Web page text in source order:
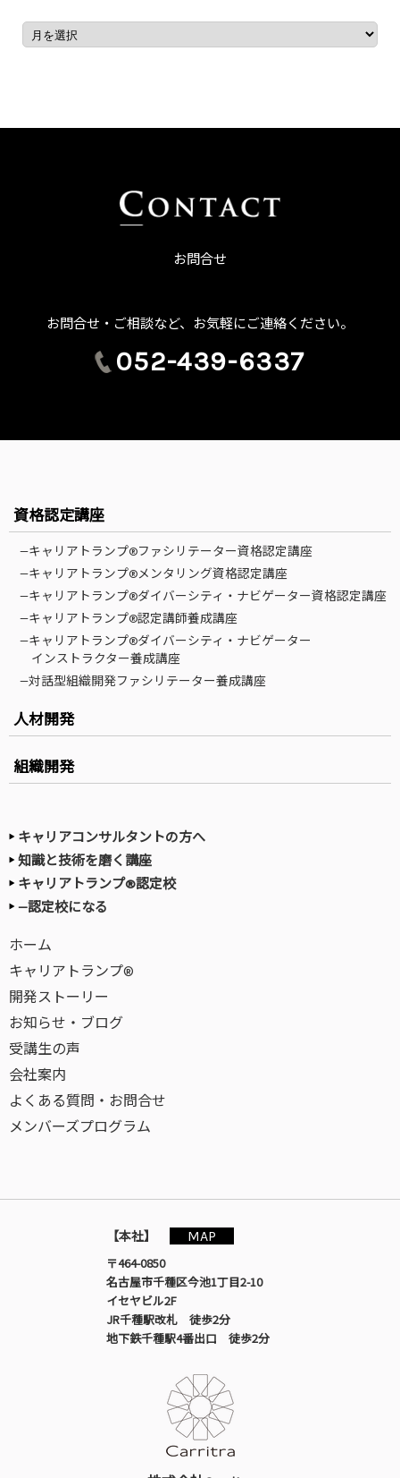
お問合せ
お問合せ・ご相談など、お気軽にご連絡ください。
052-439-6337
資格認定講座
—キャリアトランプ®ファシリテーター資格認定講座
—キャリアトランプ®メンタリング資格認定講座
—キャリアトランプ®ダイバーシティ・ナビゲーター資格認定講座
—キャリアトランプ®認定講師養成講座
—キャリアトランプ®ダイバーシティ・ナビゲーター
インストラクター養成講座
—対話型組織開発ファシリテーター養成講座
人材開発
組織開発
キャリアコンサルタントの方へ
知識と技術を磨く講座
キャリアトランプ®認定校
—認定校になる
ホーム
キャリアトランプ®
開発ストーリー
お知らせ・ブログ
受講生の声
会社案内
よくある質問・お問合せ
メンバーズプログラム
【本社】
MAP
〒464-0850
名古屋市千種区今池1丁目2-10
イセヤビル2F
JR千種駅改札 徒歩2分
地下鉄千種駅4番出口 徒歩2分